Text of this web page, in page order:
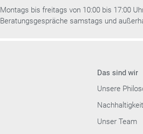
Montags bis freitags von 10:00 bis 17:00
Beratungsgespräche samstags und
Das sind wir
Unsere
Nachhaltigkeit
Unser Team